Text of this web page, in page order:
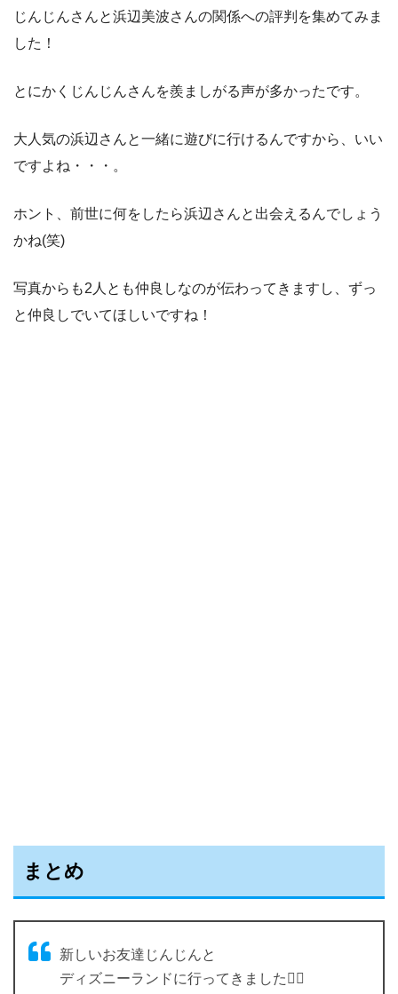
じんじんさんと浜辺美波さんの関係への評判を集めてみま
した！
とにかくじんじんさんを羨ましがる声が多かったです。
大人気の浜辺さんと一緒に遊びに行けるんですから、いい
ですよね・・・。
ホント、前世に何をしたら浜辺さんと出会えるんでしょう
かね(笑)
写真からも2人とも仲良しなのが伝わってきますし、ずっ
と仲良しでいてほしいですね！
まとめ
新しいお友達じんじんと
ディズニーランドに行ってきました🙋‍♀️